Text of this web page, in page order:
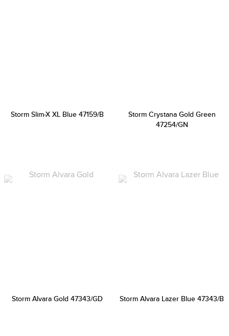
Storm Slim-X XL Blue 47159/B
Storm Crystana Gold Green
47254/GN
Storm Alvara Gold 47343/GD Storm Alvara Lazer Blue 47343/B